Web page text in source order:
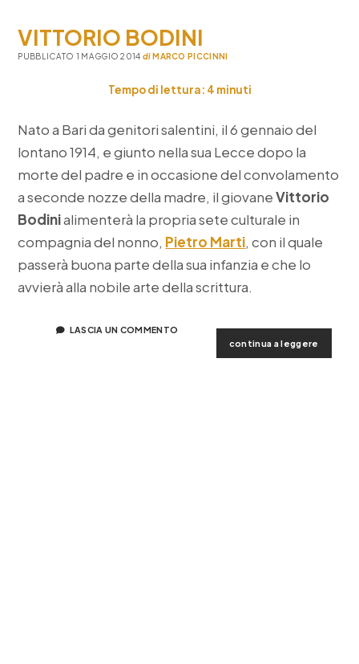
VITTORIO BODINI
PUBBLICATO 1 MAGGIO 2014 diMARCO PICCINNI
Tempo di lettura: 4 minuti
Nato a Bari da genitori salentini, il 6 gennaio del
lontano 1914, e giunto nella sua Lecce dopo la
morte del padre e in occasione del convolamento
a seconde nozze della madre, il giovaneVittorio
Bodinialimenterà la propria sete culturale in
compagnia del nonno, Pietro Marti, con il quale
passerà buona parte della sua infanzia e che lo
avvierà alla nobile arte della scrittura.
continua a leggere
bodini
LASCIA UN COMMENTO